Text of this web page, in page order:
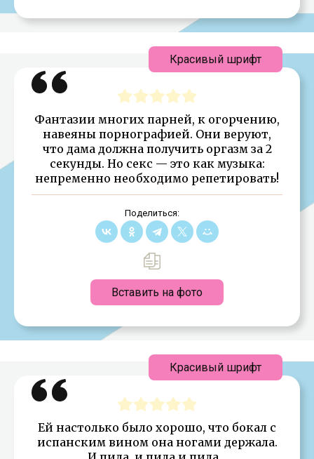
Фантазии многих парней, к огорчению,
навеяны порнографией. Они веруют,
что дама должна получить оргазм за 2
секунды. Но секс — это как музыка:
непременно необходимо репетировать!
Поделиться:
Вставить на фото
Красивый шрифт
Ей настолько было хорошо, что бокал с
испанским вином она ногами держала.
Красивый шрифт